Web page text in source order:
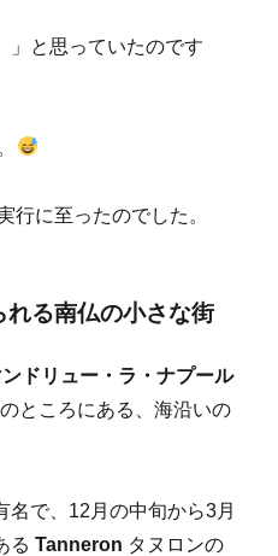
」と思っていたのです
行に至ったのでした。
れる南仏の小さな街
ドリュー・ラ・ナプール
ところにある、海沿いの
名で、12月の中旬から3月
るTanneron タヌロンの